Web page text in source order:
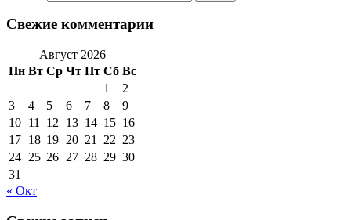
Свежие комментарии
Август 2026
Пн Вт Ср Чт Пт Сб Вс
1
2
3
4 5 6 7 8
9
10 11 12 13 14 15 16
17 18 19 20 21 22 23
24 25 26 27 28 29 30
31
« Окт